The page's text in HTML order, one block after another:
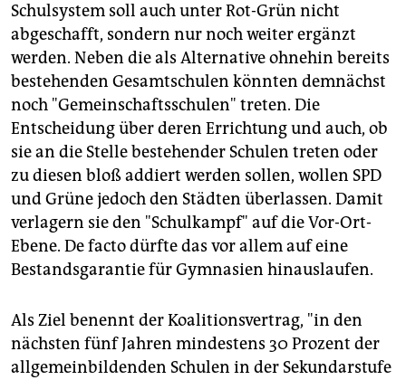
Schulsystem soll auch unter Rot-Grün nicht
abgeschafft, sondern nur noch weiter ergänzt
werden. Neben die als Alternative ohnehin bereits
bestehenden Gesamtschulen könnten demnächst
noch "Gemeinschaftsschulen" treten. Die
Entscheidung über deren Errichtung und auch, ob
sie an die Stelle bestehender Schulen treten oder
zu diesen bloß addiert werden sollen, wollen SPD
und Grüne jedoch den Städten überlassen. Damit
verlagern sie den "Schulkampf" auf die Vor-Ort-
Ebene. De facto dürfte das vor allem auf eine
Bestandsgarantie für Gymnasien hinauslaufen.
Als Ziel benennt der Koalitionsvertrag, "in den
nächsten fünf Jahren mindestens 30 Prozent der
allgemeinbildenden Schulen in der Sekundarstufe